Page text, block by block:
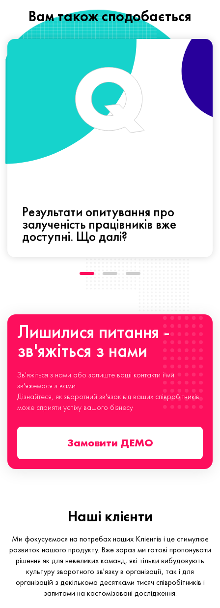
Вам також сподобається
Результати опитування про
залученість працівників вже
доступні. Що далі?
Лишилися питання -
зв'яжіться з нами
Зв'яжіться з нами або залиште ваші контакти і ми
зв'яжемося з вами.
Дізнайтеся, як зворотний зв'язок від ваших співробітників
може сприяти успіху вашого бізнесу
Замовити ДЕМО
Наші клієнти
Ми фокусуємося на потребах наших Клієнтів і це стимулює
розвиток нашого продукту. Вже зараз ми готові пропонувати
рішення як для невеликих команд, які тільки вибудовують
культуру зворотного зв'язку в організації, так і для
організацій з декількома десятками тисяч співробітників і
запитами на кастомізовані дослідження.